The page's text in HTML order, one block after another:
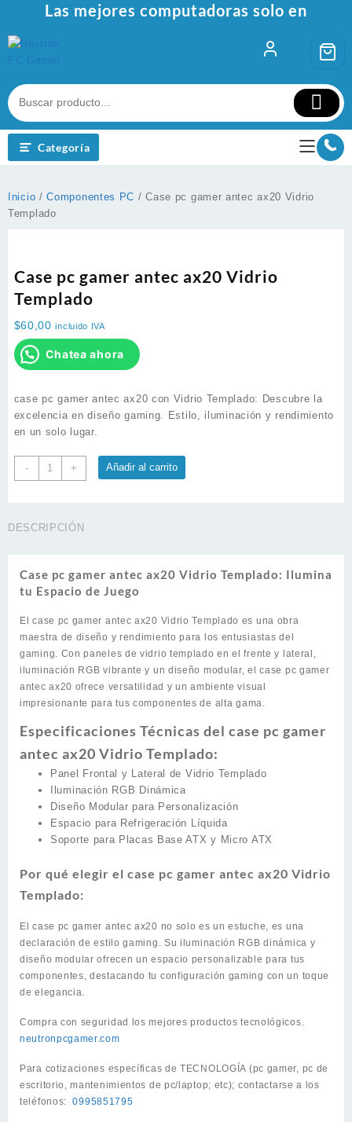
contenido
Las mejores computadoras solo en
Categoría
Inicio /Componentes PC / Case pc gamer antec ax20 Vidrio
Templado
Case pc gamer antec ax20 Vidrio
Templado
$60,00 incluido IVA
Chatea ahora
case pc gamer antec ax20 con Vidrio Templado: Descubre la
excelencia en diseño gaming. Estilo, iluminación y rendimiento
en un solo lugar.
-
Case
pc
ax20
cantidad
+ Añadir al carrito
DESCRIPCIÓN
Case pc gamer antec ax20 Vidrio Templado: Ilumina
tu Espacio de Juego
El case pc gamer antec ax20 Vidrio Templado es una obra
maestra de diseño y rendimiento para los entusiastas del
gaming. Con paneles de vidrio templado en el frente y lateral,
iluminación RGB vibrante y un diseño modular, el case pc gamer
antec ax20 ofrece versatilidad y un ambiente visual
impresionante para tus componentes de alta gama.
Especificaciones Técnicas del case pc gamer
antec ax20 Vidrio Templado:
Panel Frontal y Lateral de Vidrio Templado
Iluminación RGB Dinámica
Diseño Modular para Personalización
Espacio para Refrigeración Líquida
Soporte para Placas Base ATX y Micro ATX
Por qué elegir el case pc gamer antec ax20 Vidrio
Templado:
El case pc gamer antec ax20 no solo es un estuche, es una
declaración de estilo gaming. Su iluminación RGB dinámica y
diseño modular ofrecen un espacio personalizable para tus
componentes, destacando tu configuración gaming con un toque
de elegancia.
Compra con seguridad los mejores productos tecnológicos.
neutronpcgamer.com
Para cotizaciones específicas de TECNOLOGÍA (pc gamer, pc de
escritorio, mantenimientos de pc/laptop; etc); contactarse a los
teléfonos:0995851795